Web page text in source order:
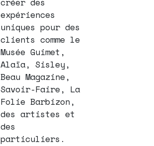
expériences
uniques pour des
clients comme le
Musée Guimet,
Alaïa, Sisley,
Beau Magazine,
Savoir-Faire, La
Folie Barbizon,
des artistes et
des
particuliers.